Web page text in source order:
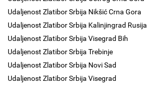
Udaljenost Zlatibor Srbija Nikšić Crna Gora
Udaljenost Zlatibor Srbija Kalinjingrad Rusija
Udaljenost Zlatibor Srbija Visegrad Bih
Udaljenost Zlatibor Srbija Trebinje
Udaljenost Zlatibor Srbija Novi Sad
Udaljenost Zlatibor Srbija Visegrad